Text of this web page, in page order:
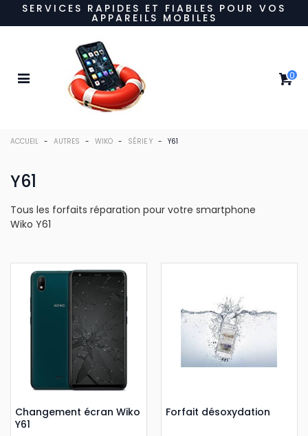
SERVICES RAPIDES ET FIABLES POUR VOS
APPAREILS MOBILES
0
ACCUEIL - AUTRES - WIKO - SÉRIE Y - Y61
Y61
Tous les forfaits réparation pour votre smartphone
Wiko Y61
Changement écran Wiko
Y61
Forfait désoxydation